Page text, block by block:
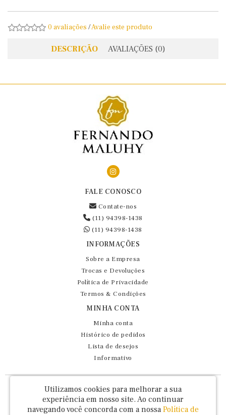
0 avaliações /Avalie este produto
DESCRIÇÃO AVALIAÇÕES (0)
FALE CONOSCO
Contate-nos
(11) 94398-1438
(11) 94398-1438
INFORMAÇÕES
Sobre a Empresa
Trocas e Devoluções
Política de Privacidade
Termos & Condições
MINHA CONTA
Minha conta
Histórico de pedidos
Lista de desejos
Informativo
Fernando Maluhy Cia Ltda - CNPJ: 60.458.825/0001-86
Rua Dr Euclydes da Cunha, 47 - Brás - São Paulo / SP - CEP 03016-030
Utilizamos cookies para melhorar a sua
experiência em nosso site. Ao continuar
navegando você concorda com a nossa Política de